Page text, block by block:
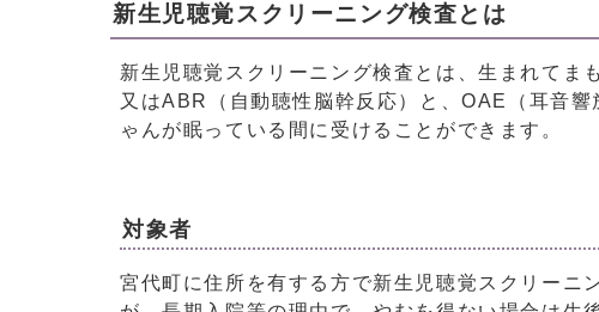
新生児聴覚スクリーニング検査とは
新生児聴覚スクリーニング検査とは、生まれてま
又はABR（自動聴性脳幹反応）と、OAE（耳音
ゃんが眠っている間に受けることができます。
対象者
宮代町に住所を有する方で新生児聴覚スクリーニ